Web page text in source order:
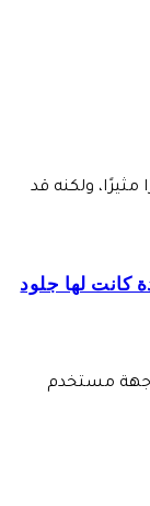
مثيرًا، ولكنه قد
ميزة مفيدة كانت لها جلود
مستخدم